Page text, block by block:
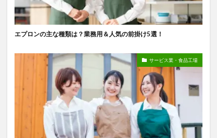
エプロンの主な種類は？業務用＆人気の前掛け5選！
サービス業・食品工場